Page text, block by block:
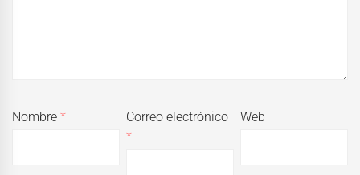
Nombre*
Correo electrónico
*
Web